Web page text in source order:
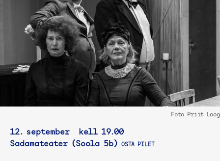
Foto Priit Loog
12. september kell 19.00
Sadamateater (Soola 5b)
OSTA PILET